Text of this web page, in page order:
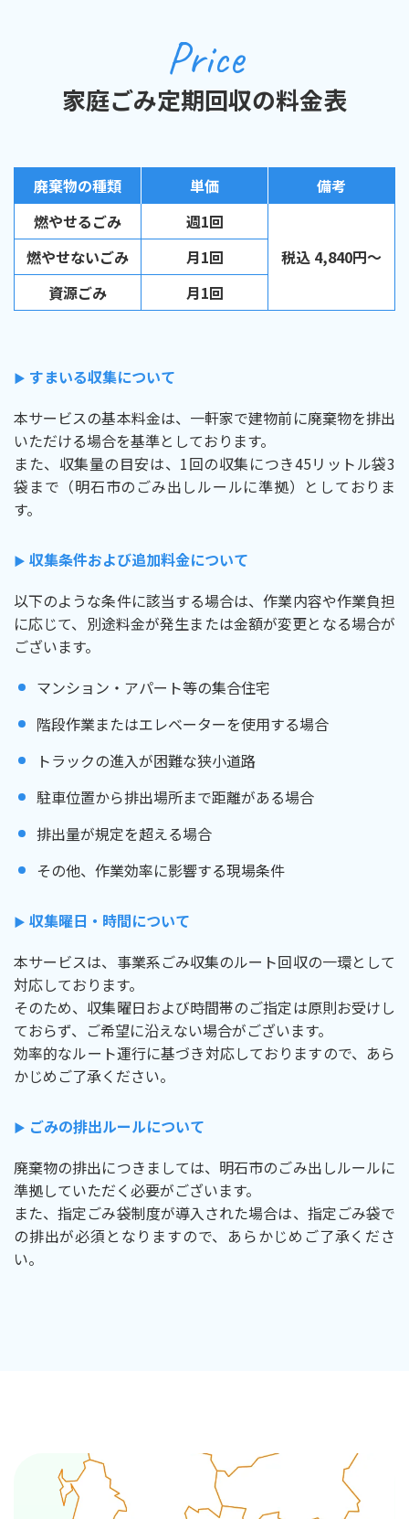
Price
家庭ごみ定期回収の料金表
廃棄物の種類 単価
備考
燃やせるごみ
週1回
税込 4,840円～
燃やせないごみ
月1回
資源ごみ
月1回
▶︎ すまいる収集について
本サービスの基本料金は、一軒家で建物前に廃棄物を排出
いただける場合を基準としております。
また、収集量の目安は、1回の収集につき45リットル袋3
袋まで（明石市のごみ出しルールに準拠）としておりま
す。
▶︎ 収集条件および追加料金について
以下のような条件に該当する場合は、作業内容や作業負担
に応じて、別途料金が発生または金額が変更となる場合が
ございます。
マンション・アパート等の集合住宅
階段作業またはエレベーターを使用する場合
トラックの進入が困難な狭小道路
駐車位置から排出場所まで距離がある場合
排出量が規定を超える場合
その他、作業効率に影響する現場条件
▶︎ 収集曜日・時間について
本サービスは、事業系ごみ収集のルート回収の一環として
対応しております。
そのため、収集曜日および時間帯のご指定は原則お受けし
ておらず、ご希望に沿えない場合がございます。
効率的なルート運行に基づき対応しておりますので、あら
かじめご了承ください。
▶︎ ごみの排出ルールについて
廃棄物の排出につきましては、明石市のごみ出しルールに
準拠していただく必要がございます。
また、指定ごみ袋制度が導入された場合は、指定ごみ袋で
の排出が必須となりますので、あらかじめご了承くださ
い。